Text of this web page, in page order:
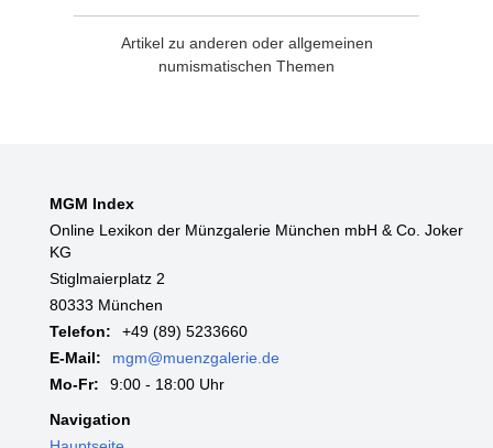
Artikel zu anderen oder allgemeinen
numismatischen Themen
MGM Index
Online Lexikon der Münzgalerie München mbH & Co. Joker
KG
Stiglmaierplatz 2
80333 München
Telefon:
+49 (89) 5233660
E-Mail:
mgm@muenzgalerie.de
Mo-Fr:
9:00 - 18:00 Uhr
Navigation